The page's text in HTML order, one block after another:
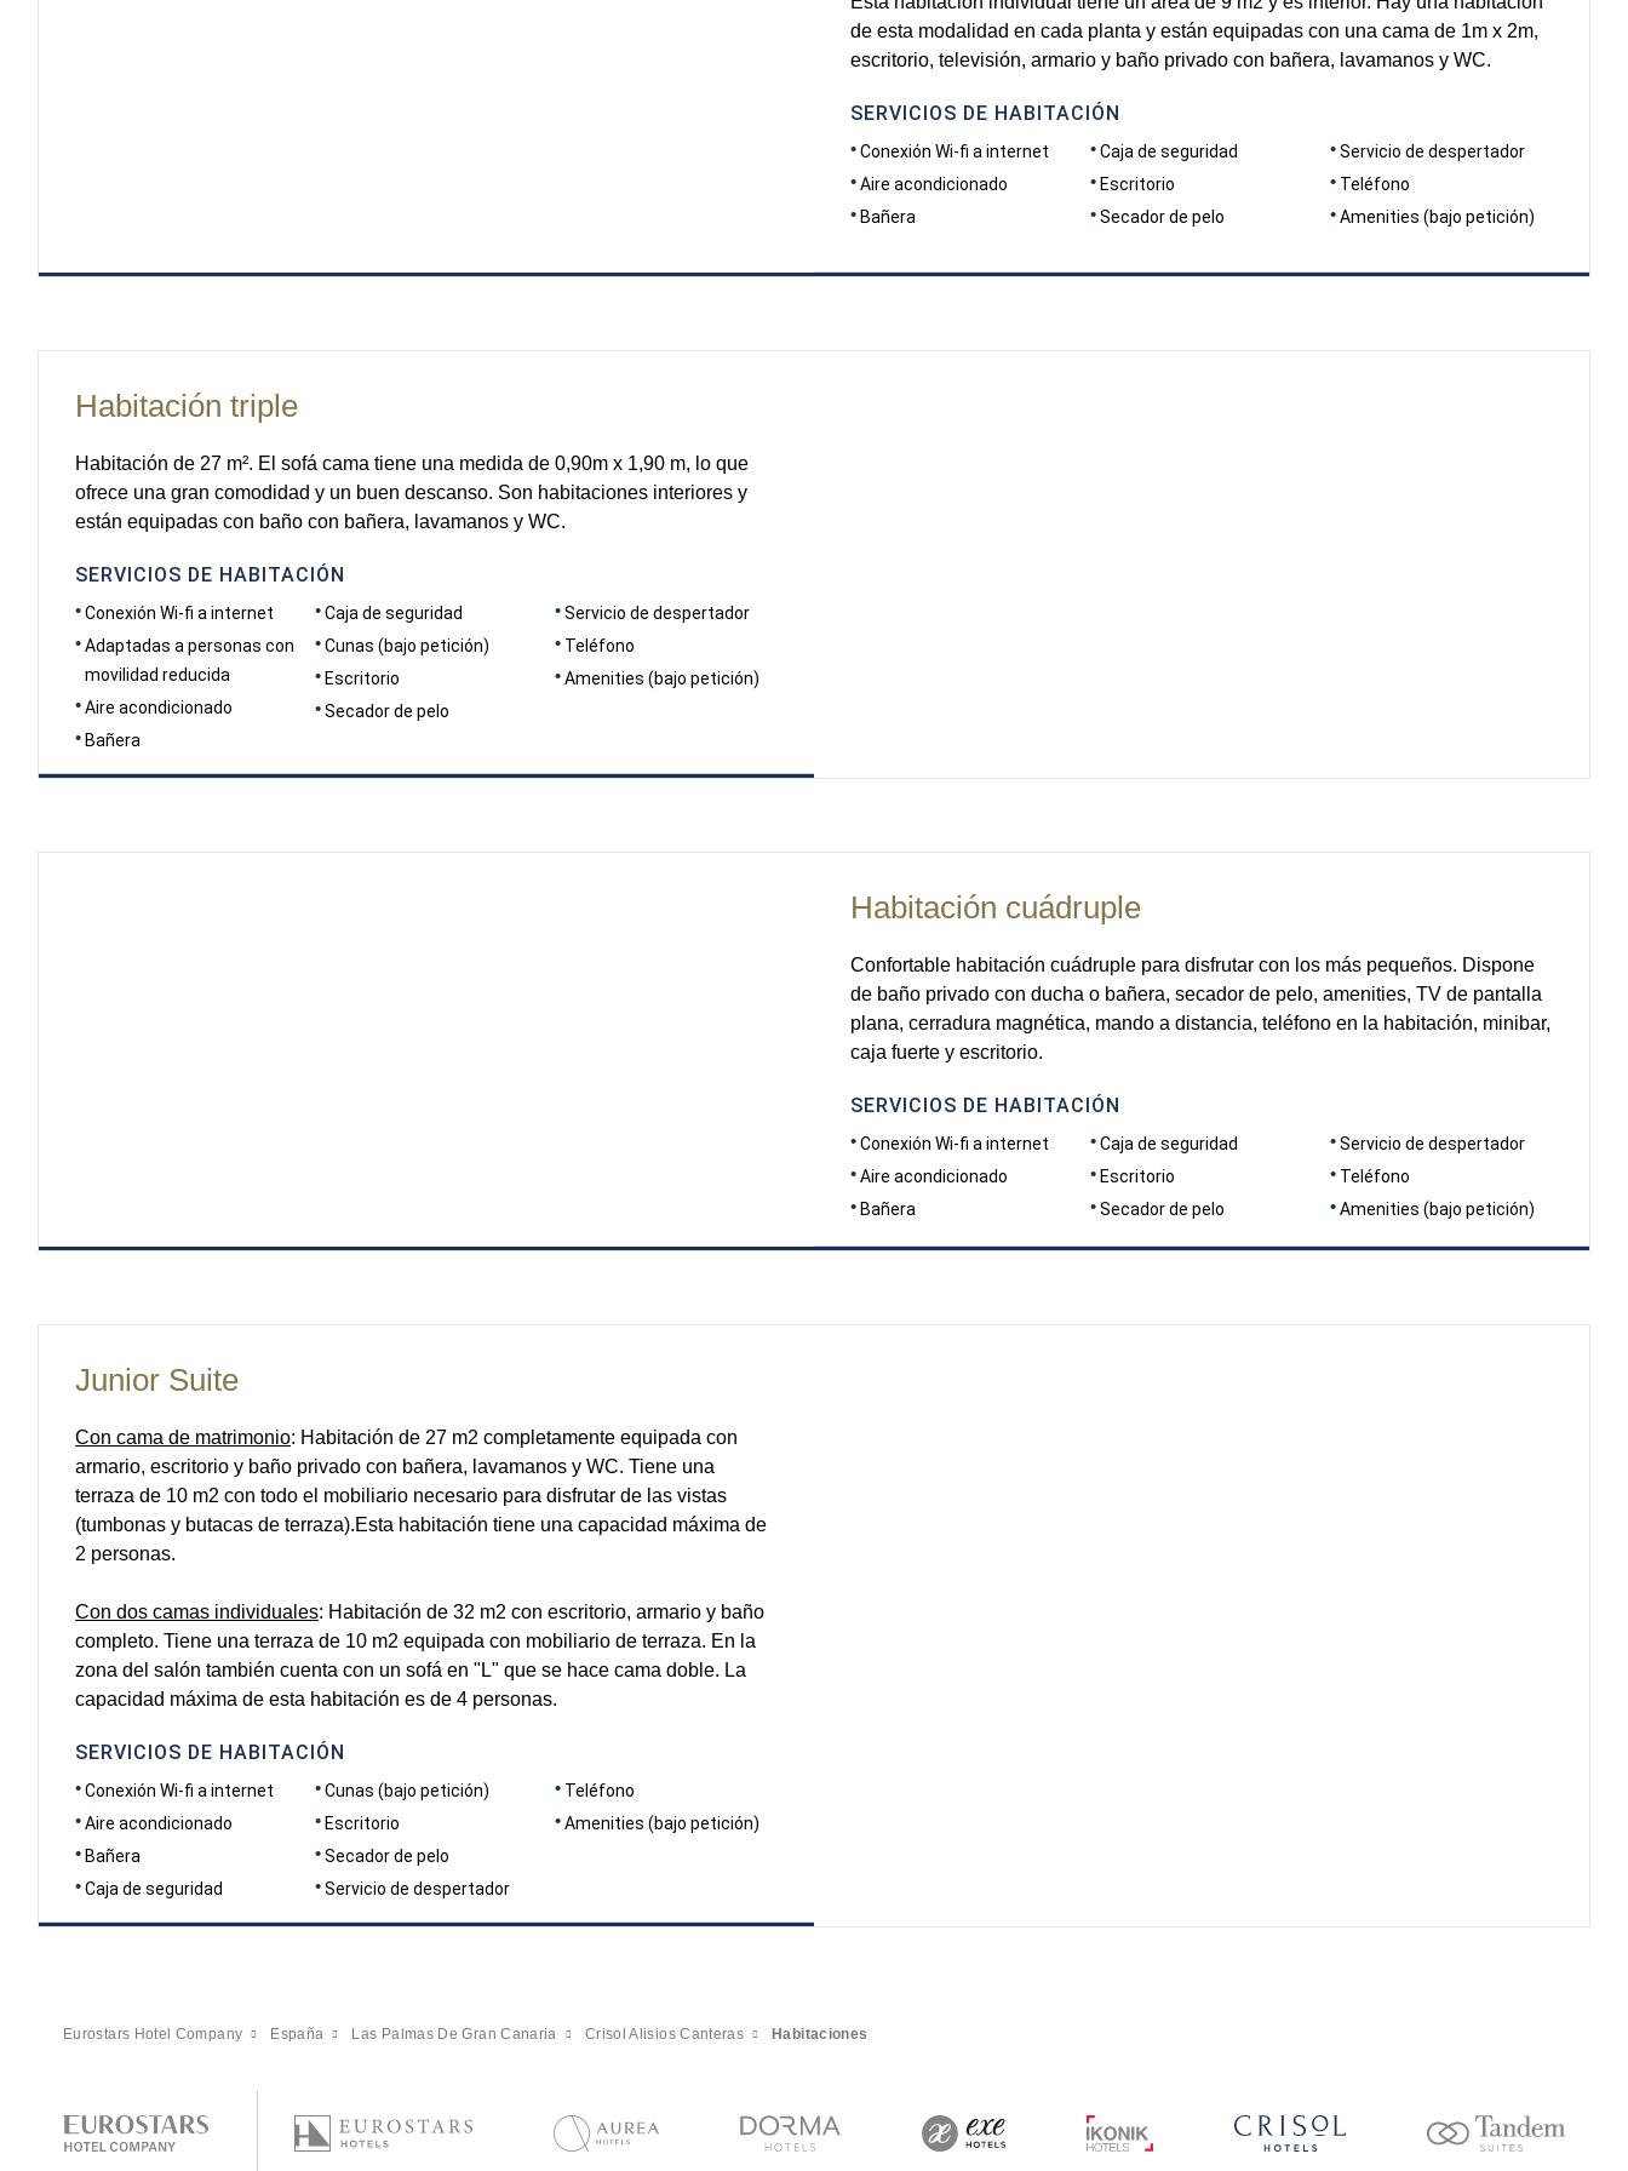
de esta modalidad en cada planta y están equipadas con una cama de 1m x 2m,
escritorio, televisión, armario y baño privado con bañera, lavamanos y WC.
SERVICIOS DE HABITACIÓN
Conexión Wi-fi a internet
Aire acondicionado
Bañera
Caja de seguridad
Escritorio
Secador de pelo
Servicio de despertador
Teléfono
Amenities (bajo petición)
Habitación triple
Habitación de 27 m². El sofá cama tiene una medida de 0,90m x 1,90 m, lo que
ofrece una gran comodidad y un buen descanso. Son habitaciones interiores y
están equipadas con baño con bañera, lavamanos y WC.
SERVICIOS DE HABITACIÓN
Conexión Wi-fi a internet
Adaptadas a personas con
movilidad reducida
Aire acondicionado
Bañera
Caja de seguridad
Cunas (bajo petición)
Escritorio
Secador de pelo
Servicio de despertador
Teléfono
Amenities (bajo petición)
Habitación cuádruple
Confortable habitación cuádruple para disfrutar con los más pequeños. Dispone
de baño privado con ducha o bañera, secador de pelo, amenities, TV de pantalla
plana, cerradura magnética, mando a distancia, teléfono en la habitación, minibar,
caja fuerte y escritorio.
SERVICIOS DE HABITACIÓN
Conexión Wi-fi a internet
Aire acondicionado
Bañera
Caja de seguridad
Escritorio
Secador de pelo
Servicio de despertador
Teléfono
Amenities (bajo petición)
Junior Suite
Con cama de matrimonio: Habitación de 27 m2 completamente equipada con
armario, escritorio y baño privado con bañera, lavamanos y WC. Tiene una
terraza de 10 m2 con todo el mobiliario necesario para disfrutar de las vistas
(tumbonas y butacas de terraza).Esta habitación tiene una capacidad máxima de
2 personas.
Con dos camas individuales: Habitación de 32 m2 con escritorio, armario y baño
completo. Tiene una terraza de 10 m2 equipada con mobiliario de terraza. En la
zona del salón también cuenta con un sofá en "L" que se hace cama doble. La
capacidad máxima de esta habitación es de 4 personas.
SERVICIOS DE HABITACIÓN
Conexión Wi-fi a internet
Aire acondicionado
Bañera
Caja de seguridad
Cunas (bajo petición)
Escritorio
Secador de pelo
Servicio de despertador
Teléfono
Amenities (bajo petición)
Eurostars Hotel Company España Las Palmas De Gran Canaria Crisol Alisios Canteras Habitaciones